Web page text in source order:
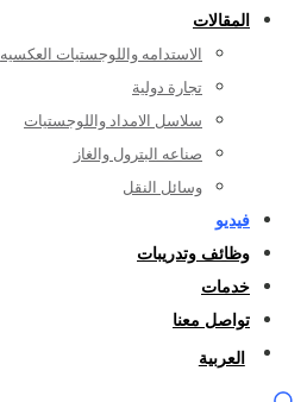
المقالات
الاستدامه واللوجستيات العكسيه
تجارة دولية
سلاسل الامداد واللوجستيات
صناعه البترول والغاز
وسائل النقل
فيديو
وظائف وتدريبات
خدمات
تواصل معنا
العربية